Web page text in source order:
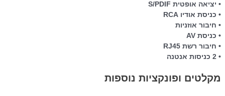
• יציאה אופטית S/PDIF
• כניסת אודיו RCA
• חיבור אוזניות
• כניסת AV
• חיבור רשת RJ45
• 2 כניסות אנטנה
מקלטים ופונקציות נוספות